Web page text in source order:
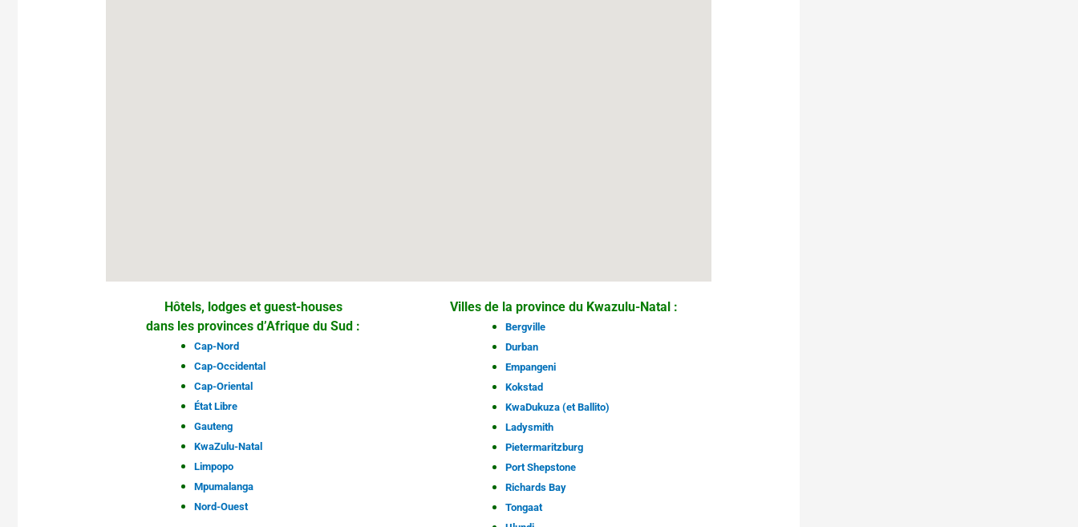
Hôtels, lodges et guest-houses
dans les provinces d’Afrique du Sud :
Cap-Nord
Cap-Occidental
Cap-Oriental
État Libre
Gauteng
KwaZulu-Natal
Limpopo
Mpumalanga
Nord-Ouest
Villes de la province du Kwazulu-Natal :
Bergville
Durban
Empangeni
Kokstad
KwaDukuza (et Ballito)
Ladysmith
Pietermaritzburg
Port Shepstone
Richards Bay
Tongaat